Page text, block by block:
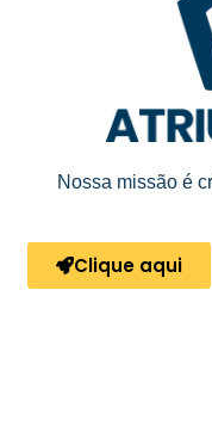
Nossa missão é
Clique aqui